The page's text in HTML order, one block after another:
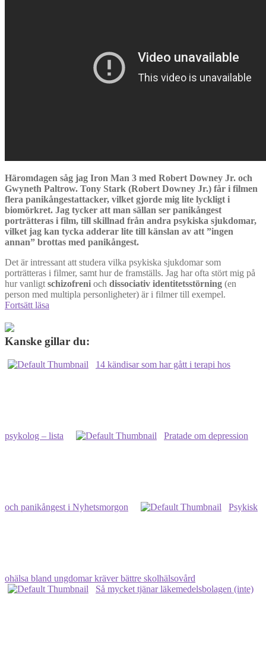
Häromdagen såg jag Iron Man 3 med Robert Downey Jr. och
Gwyneth Paltrow. Tony Stark (Robert Downey Jr.) får i filmen
flera panikångestattacker, vilket gjorde mig lite lyckligt i
biomörkret. Jag tycker att man sällan ser panikångest
porträtteras i film, till skillnad från andra psykiska sjukdomar,
vilket jag kan tycka adderar lite till känslan av att ”ingen
annan” brottas med panikångest.
Det är intressant att studera vilka psykiska sjukdomar som
porträtteras i filmer, samt hur de framställs. Jag har ofta stört mig på
hur vanligt schizofreni och dissociativ identitetsstörning (en
person med multipla personligheter) är i filmer till exempel.
Fortsätt läsa
filmer
Kanske gillar du:
14 kändisar som har gått i terapi hos
psykolog – lista Pratade om depression
och panikångest i Nyhetsmorgon Psykisk
ohälsa bland ungdomar kräver bättre skolhälsovård
Så mycket tjänar läkemedelsbolagen (inte)